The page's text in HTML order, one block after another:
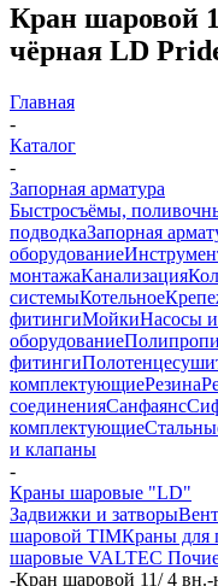
Кран шаровой
чёрная LD
Главная
-
Каталог
-
Запорная арматура
Быстросъёмы,
подводкаЗапорная
оборудование
монтажаКанализация
системыКотельное
фитингиМойкиНасосы
оборудование
фитинги
комплектующиеРезина
соединенияСанфаянс
комплектующие
и клапаны
-
Краны шаровые "LD"
Задвижки и затворы
шаровой TIMКраны для
шаровые VALTEC
-Кран шаровой 11/ 4